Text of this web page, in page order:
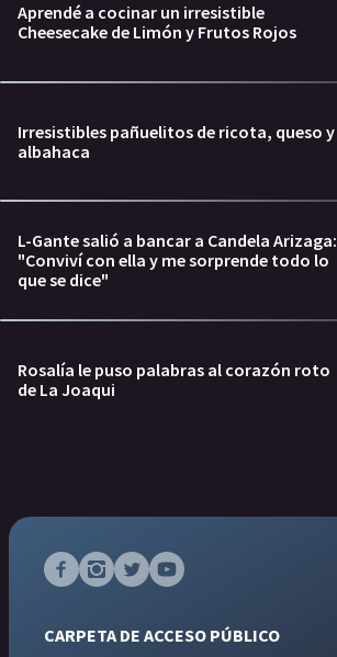
Aprendé a cocinar un irresistible
Cheesecake de Limón y Frutos Rojos
Irresistibles pañuelitos de ricota, queso y
albahaca
L-Gante salió a bancar a Candela Arizaga:
"Conviví con ella y me sorprende todo lo
que se dice"
Rosalía le puso palabras al corazón roto
de La Joaqui
CARPETA DE ACCESO PÚBLICO